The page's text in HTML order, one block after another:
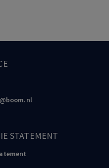
STATEMENT